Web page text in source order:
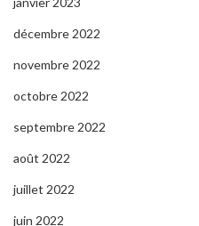
décembre 2022
novembre 2022
octobre 2022
septembre 2022
août 2022
juillet 2022
juin 2022